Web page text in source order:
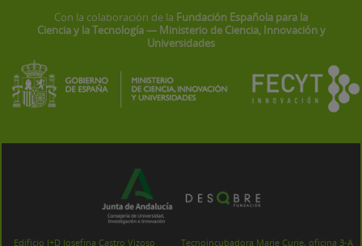
Con la colaboración de la Fundación Española para la
Ciencia y la Tecnología — Ministerio de Ciencia, Innovación y
Universidades
Edificio I+D Josefina Castro Vizoso Tecnoincubadora Marie Curie, oficina 3-A